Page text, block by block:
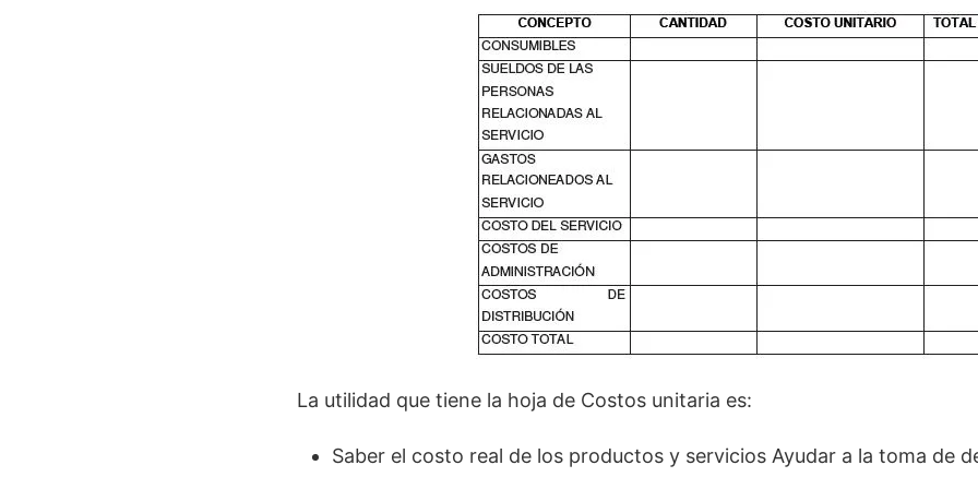
La utilidad que tiene la hoja de Costos unitaria es:
Saber el costo real de los productos y servicios Ayudar a la toma de